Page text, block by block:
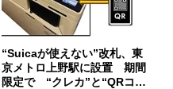
“Suicaが使えない”改札、東
京メトロ上野駅に設置 期間
限定で “クレカ”と“QRコー